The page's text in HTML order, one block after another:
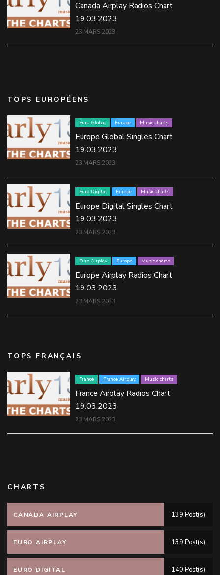
Canada Airplay Radios Chart
19.03.2023
23 MARS 2023
TOPS EUROPÉENS
Euro Global Europe Music charts
Europe Global Singles Chart
19.03.2023
23 MARS 2023
Euro Digital Europe Music charts
Europe Digital Singles Chart
19.03.2023
23 MARS 2023
Euro Airplay Europe Music charts
Europe Airplay Radios Chart
19.03.2023
23 MARS 2023
TOPS FRANÇAIS
France France Airplay Music charts
France Airplay Radios Chart
19.03.2023
23 MARS 2023
CHARTS
CANADA AIRPLAY 139 Post(s)
EURO AIRPLAY 139 Post(s)
EURO DIGITAL 140 Post(s)